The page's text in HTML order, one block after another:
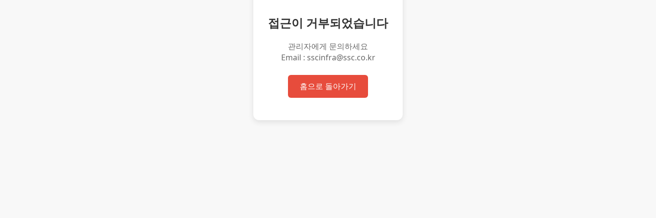
접근이 거부되었습니다
관리자에게 문의하세요
Email : sscinfra@ssc.co.kr
홈으로 돌아가기